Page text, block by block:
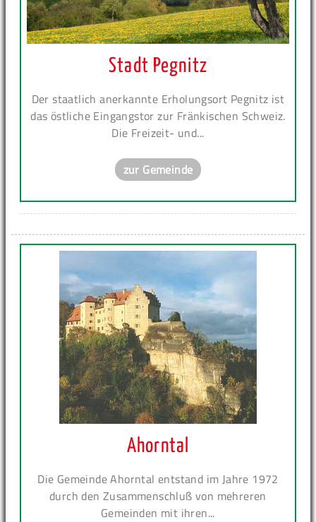
Stadt Pegnitz
Der staatlich anerkannte Erholungsort Pegnitz ist
das östliche Eingangstor zur Fränkischen Schweiz.
Die Freizeit- und...
zur Gemeinde
Ahorntal
Die Gemeinde Ahorntal entstand im Jahre 1972
durch den Zusammenschluß von mehreren
Gemeinden mit ihren...